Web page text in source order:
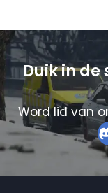
Duik in
Word lid van